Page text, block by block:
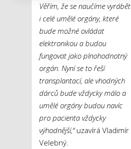
Věřím, že se naučíme vyrábět
i celé umělé orgány, které
bude možné ovládat
elektronikou a budou
fungovat jako plnohodnotný
orgán. Nyní se to řeší
transplantací, ale vhodných
dárců bude vždycky málo a
umělé orgány budou navíc
pro pacienta vždycky
výhodnější,“uzavírá Vladimír
Velebný.